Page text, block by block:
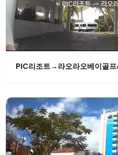
PIC리조트→라오라오베이골